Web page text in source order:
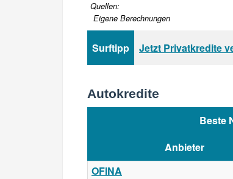
Quellen:
Eigene Berechnungen
Surftipp Jetzt Privatkredite
Autokredite
Beste
Anbieter
OFINA